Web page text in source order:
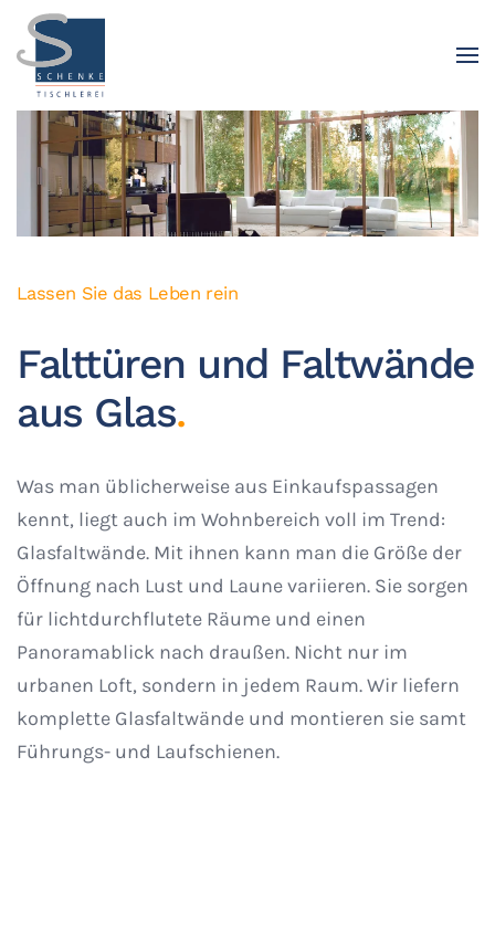
Lassen Sie das Leben rein
Falttüren und Faltwände
aus Glas.
Was man üblicherweise aus Einkaufspassagen
kennt, liegt auch im Wohnbereich voll im Trend:
Glasfaltwände. Mit ihnen kann man die Größe der
Öffnung nach Lust und Laune variieren. Sie sorgen
für lichtdurchflutete Räume und einen
Panoramablick nach draußen. Nicht nur im
urbanen Loft, sondern in jedem Raum. Wir liefern
komplette Glasfaltwände und montieren sie samt
Führungs- und Laufschienen.